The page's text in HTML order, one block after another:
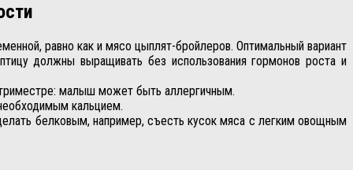
равно как и мясо цыплят-бройлеров. Оптимальный вариант
должны выращивать без использования гормонов роста и
малыш может быть аллергичным.
кальцием.
белковым, например, съесть кусок мяса с легким овощным